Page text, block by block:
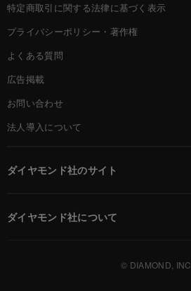
特定商取引に関する法律に基づく表示
プライバシーポリシー・著作権
よくある質問
広告掲載
お問い合わせ
法人導入について
ダイヤモンド社のサイト
ダイヤモンド社について
© DIAMOND, INC.